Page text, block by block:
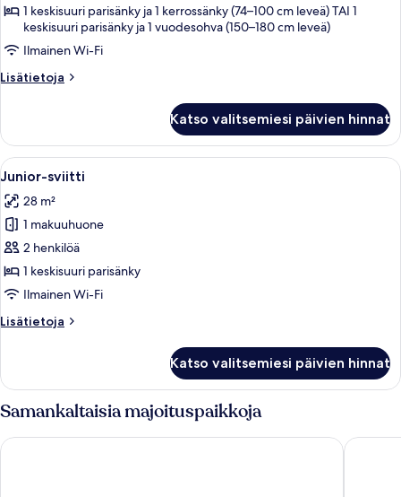
1 keskisuuri parisänky ja 1 kerrossänky (74–100 cm leveä) TAI 1
keskisuuri parisänky ja 1 vuodesohva (150–180 cm leveä)
Ilmainen Wi-Fi
Lisätietoja
Lisätietoja
Katso valitsemiesi päivien hinnat
Avaa
kaikki
huonetyypin
Junior-
sviitti
kuvat
Makuuhuone, jossa on kalteva
16
Junior-sviitti
28 m²
1 makuuhuone
2 henkilöä
1 keskisuuri parisänky
Ilmainen Wi-Fi
Lisätietoja
Lisätietoja
Katso valitsemiesi päivien hinnat
Samankaltaisia majoituspaikkoja
pentahotel Brussels City Centre a&o